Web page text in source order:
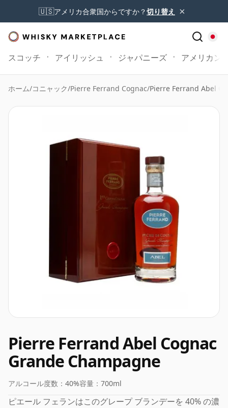
🇺🇸アメリカ合衆国からですか？切り替え ×
スコッチ アイリッシュ ジャパニーズ アメリカン
ホーム/コニャック/Pierre Ferrand Cognac/Pierre Ferrand Abel
Pierre Ferrand Abel Cognac
Grande Champagne
アルコール度数： 40%容量： 700ml
ピエール フェランはこのグレープ ブランデーを 40% の濃